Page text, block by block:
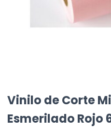
Vinilo de Corte
Esmerilado Rojo